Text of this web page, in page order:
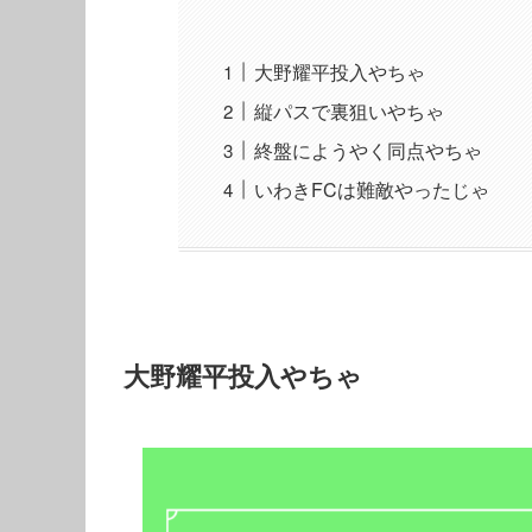
大野耀平投入やちゃ
縦パスで裏狙いやちゃ
終盤にようやく同点やちゃ
いわきFCは難敵やったじゃ
大野耀平投入やちゃ